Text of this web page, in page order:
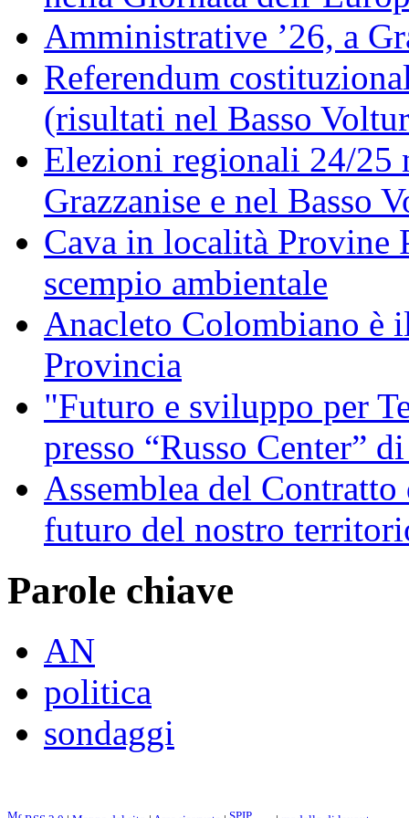
Amministrative ’26, a
Referendum
(risultati nel Basso
Elezioni regionali 24/
Grazzanise e nel Basso
Cava in località Provine
scempio ambientale
Anacleto Colombiano è
Provincia
"Futuro e sviluppo per
presso “Russo Center”
Assemblea del
futuro del nostro
Parole chiave
AN
politica
sondaggi